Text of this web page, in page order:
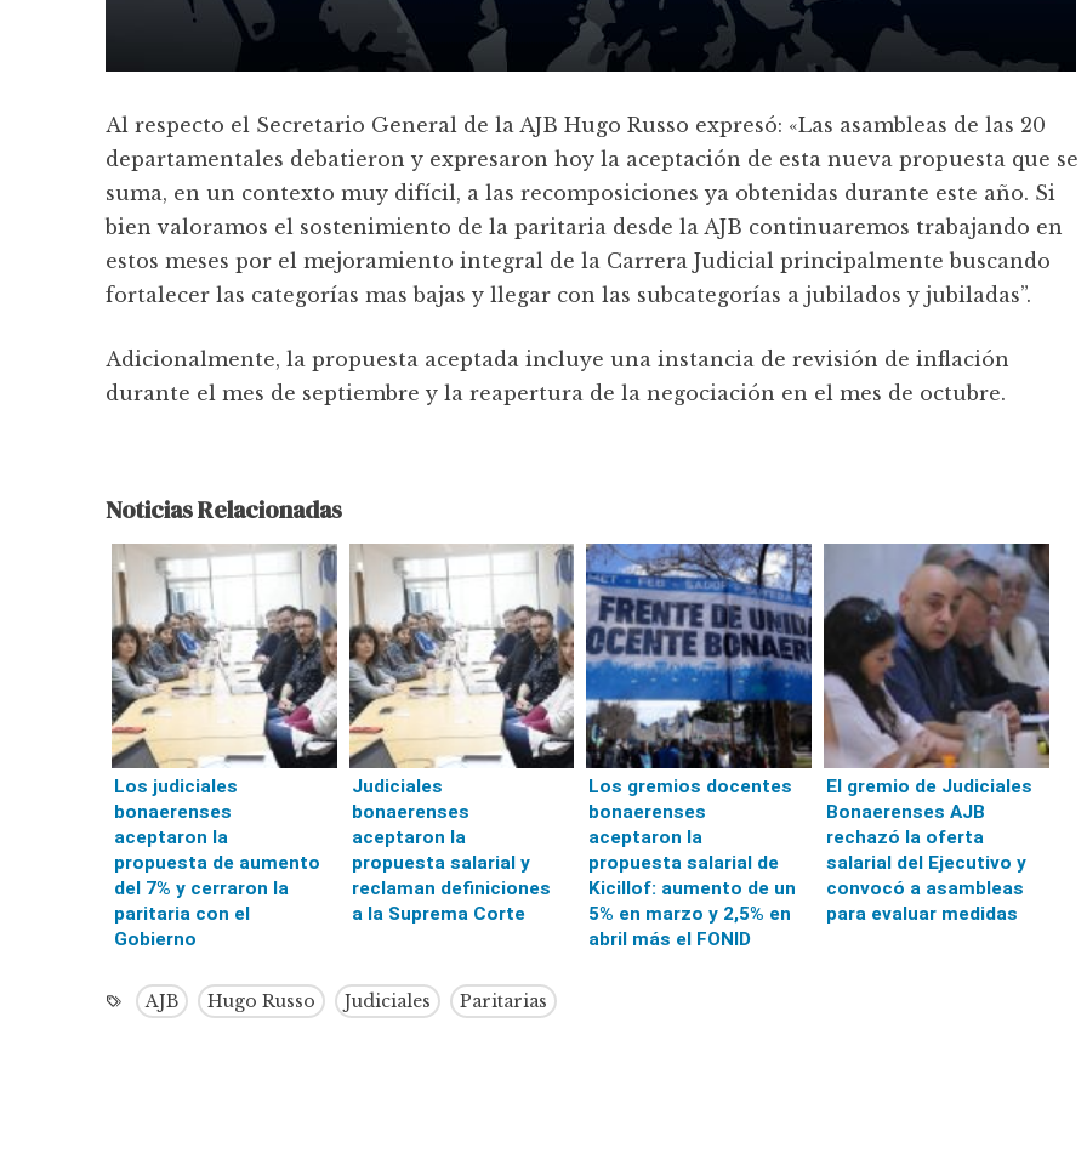
Al respecto el Secretario General de la AJB Hugo Russo expresó: «Las asambleas de las 20
departamentales debatieron y expresaron hoy la aceptación de esta nueva propuesta que se
suma, en un contexto muy difícil, a las recomposiciones ya obtenidas durante este año. Si
bien valoramos el sostenimiento de la paritaria desde la AJB continuaremos trabajando en
estos meses por el mejoramiento integral de la Carrera Judicial principalmente buscando
fortalecer las categorías mas bajas y llegar con las subcategorías a jubilados y jubiladas”.
Adicionalmente, la propuesta aceptada incluye una instancia de revisión de inflación
durante el mes de septiembre y la reapertura de la negociación en el mes de octubre.
Noticias Relacionadas
Los judiciales
bonaerenses
aceptaron la
propuesta de aumento
del 7% y cerraron la
paritaria con el
Gobierno
Judiciales
bonaerenses
aceptaron la
propuesta salarial y
reclaman definiciones
a la Suprema Corte
Los gremios docentes
bonaerenses
aceptaron la
propuesta salarial de
Kicillof: aumento de un
5% en marzo y 2,5% en
abril más el FONID
El gremio de Judiciales
Bonaerenses AJB
rechazó la oferta
salarial del Ejecutivo y
convocó a asambleas
para evaluar medidas
AJB Hugo Russo Judiciales Paritarias